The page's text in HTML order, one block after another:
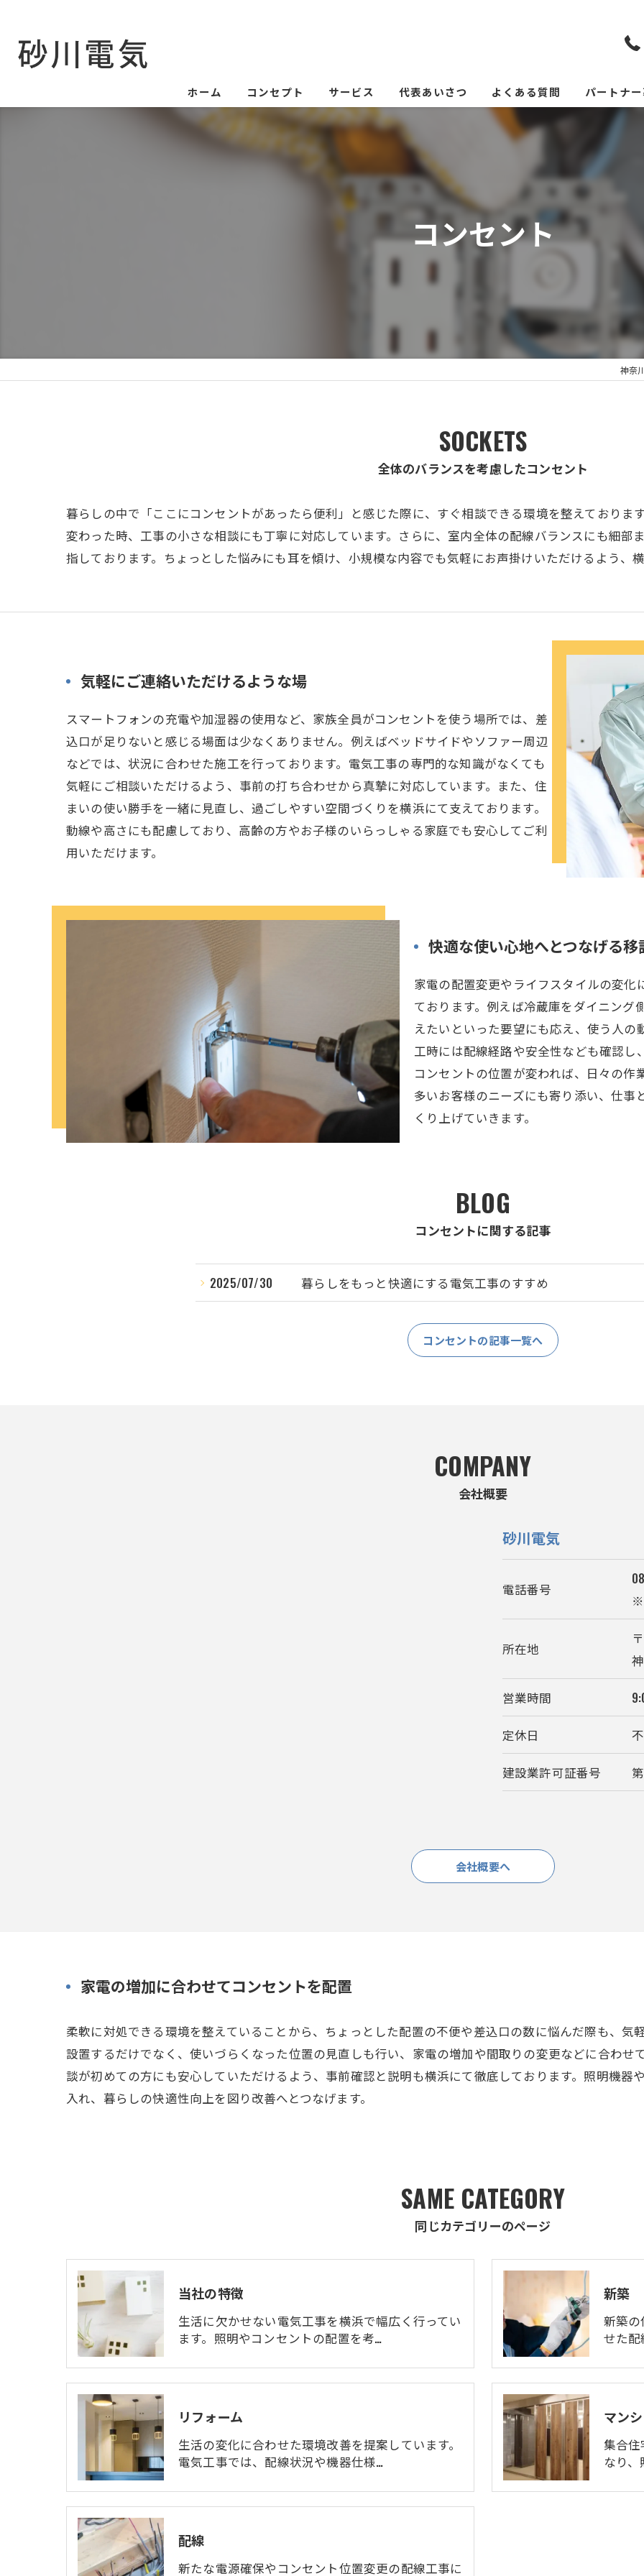
ホーム コンセプト サービス 代表あいさつ よくある質問 パートナ
コンセント
神奈
全体のバランスを考慮したコンセント
SOCKETS
暮らしの中で「ここにコンセントがあったら便利」と感じた際に、すぐ相談できる環境を整えておりま
変わった時、工事の小さな相談にも丁寧に対応しています。さらに、室内全体の配線バランスにも細部
指しております。ちょっとした悩みにも耳を傾け、小規模な内容でも気軽にお声掛けいただけるよう、
気軽にご連絡いただけるような場
スマートフォンの充電や加湿器の使用など、家族全員がコンセントを使う場所では、差
込口が足りないと感じる場面は少なくありません。例えばベッドサイドやソファー周辺
などでは、状況に合わせた施工を行っております。電気工事の専門的な知識がなくても
気軽にご相談いただけるよう、事前の打ち合わせから真摯に対応しています。また、住
まいの使い勝手を一緒に見直し、過ごしやすい空間づくりを横浜にて支えております。
動線や高さにも配慮しており、高齢の方やお子様のいらっしゃる家庭でも安心してご利
用いただけます。
快適な使い心地へとつなげる移
家電の配置変更やライフスタイルの変
ております。例えば冷蔵庫をダイニング
えたいといった要望にも応え、使う人
工時には配線経路や安全性なども確認し
コンセントの位置が変われば、日々の
多いお客様のニーズにも寄り添い、仕
くり上げていきます。
BLOG
コンセントに関する記事
2025/07/30 暮らしをもっと快適にする電気工事のすすめ
コンセントの記事一覧へ
会社概要
COMPANY
砂川電気
電話番号
※
所在地
営業時間
定休日
建設業許可証番号
会社概要へ
家電の増加に合わせてコンセントを配置
柔軟に対処できる環境を整えていることから、ちょっとした配置の不便や差込口の数に悩んだ際も、気
設置するだけでなく、使いづらくなった位置の見直しも行い、家電の増加や間取りの変更などに合わせ
談が初めての方にも安心していただけるよう、事前確認と説明も横浜にて徹底しております。照明機器
入れ、暮らしの快適性向上を図り改善へとつなげます。
同じカテゴリーのページ
SAME CATEGORY
当社の特徴
生活に欠かせない電気工事を横浜で幅広く行ってい
ます。照明やコンセントの配置を考…
新築
新築
せた
リフォーム
生活の変化に合わせた環境改善を提案しています。
電気工事では、配線状況や機器仕様…
マン
集合
なり
配線
新たな電源確保やコンセント位置変更の配線工事に